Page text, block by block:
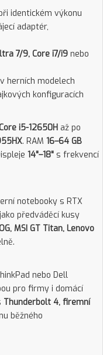
identickém výkonu
adaptér,
7/9, Core i7/i9 nebo
v herních modelech
konfiguracích
i5-12650H až po
. RAM 16–64 GB
14"–18" s frekvencí
notebooky s RTX
předváděcí kusy
MSI GT Titan, Lenovo
nebo Dell
pro firmy i domácí
Thunderbolt 4, firemní
běžného